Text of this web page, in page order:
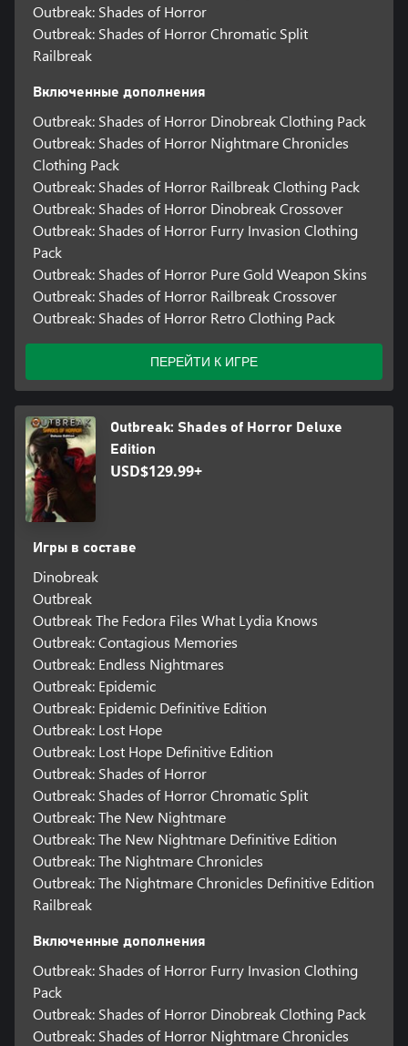
Outbreak: Shades of Horror
Outbreak: Shades of Horror Chromatic Split
Railbreak
Включенные дополнения
Outbreak: Shades of Horror Dinobreak Clothing Pack
Outbreak: Shades of Horror Nightmare Chronicles
Clothing Pack
Outbreak: Shades of Horror Railbreak Clothing Pack
Outbreak: Shades of Horror Dinobreak Crossover
Outbreak: Shades of Horror Furry Invasion Clothing
Pack
Outbreak: Shades of Horror Pure Gold Weapon Skins
Outbreak: Shades of Horror Railbreak Crossover
Outbreak: Shades of Horror Retro Clothing Pack
ПЕРЕЙТИ К ИГРЕ
Outbreak: Shades of Horror Deluxe
Edition
USD$129.99+
Игры в составе
Dinobreak
Outbreak
Outbreak The Fedora Files What Lydia Knows
Outbreak: Contagious Memories
Outbreak: Endless Nightmares
Outbreak: Epidemic
Outbreak: Epidemic Definitive Edition
Outbreak: Lost Hope
Outbreak: Lost Hope Definitive Edition
Outbreak: Shades of Horror
Outbreak: Shades of Horror Chromatic Split
Outbreak: The New Nightmare
Outbreak: The New Nightmare Definitive Edition
Outbreak: The Nightmare Chronicles
Outbreak: The Nightmare Chronicles Definitive Edition
Railbreak
Включенные дополнения
Outbreak: Shades of Horror Furry Invasion Clothing
Pack
Outbreak: Shades of Horror Dinobreak Clothing Pack
Outbreak: Shades of Horror Nightmare Chronicles